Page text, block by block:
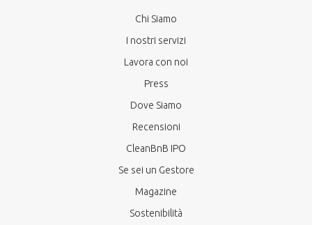
Chi Siamo
I nostri servizi
Lavora con noi
Press
Dove Siamo
Recensioni
CleanBnB IPO
Se sei un Gestore
Magazine
Sostenibilità